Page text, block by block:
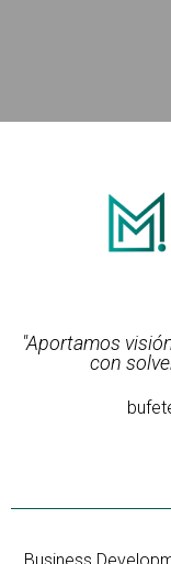
"Aportamos
con